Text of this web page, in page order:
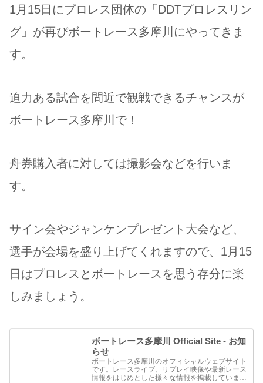
1月15日にプロレス団体の「DDTプロレスリン
グ」が再びボートレース多摩川にやってきま
す。
迫力ある試合を間近で観戦できるチャンスが
ボートレース多摩川で！
舟券購入者に対しては撮影会などを行いま
す。
サイン会やジャンケンプレゼント大会など、
選手が会場を盛り上げてくれますので、1月15
日はプロレスとボートレースを思う存分に楽
しみましょう。
ボートレース多摩川 Official Site - お知
らせ
ボートレース多摩川のオフィシャルウェブサイト
です。レースライブ、リプレイ映像や最新レース
情報をはじめとした様々な情報を掲載していま